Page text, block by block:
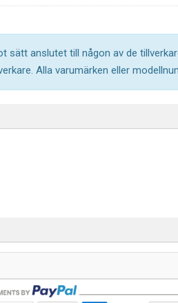
sätt anslutet till någon av de
Alla varumärken eller